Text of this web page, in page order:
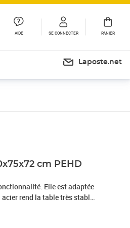
AIDE SE CONNECTER PANIER
Laposte.net
cm PEHD
Elle est adaptée
rend la table très stable
et à l'eau facilite le